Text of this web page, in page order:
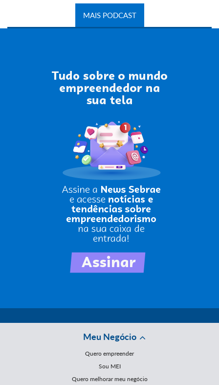
MAIS PODCAST
Meu Negócio
Quero empreender
Sou MEI
Quero melhorar meu negócio